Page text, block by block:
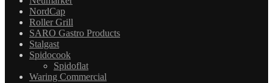
NordCap
Roller Grill
SARO Gastro Products
Stalgast
Spidocook
Spidoflat
Waring Commercial